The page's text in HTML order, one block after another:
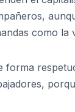
como la
forma